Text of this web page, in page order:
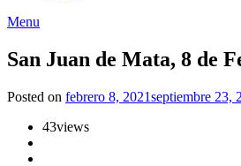
Menu
San Juan de Mata, 8 de
Posted on febrero 8, 2021septiembre 23,
43views